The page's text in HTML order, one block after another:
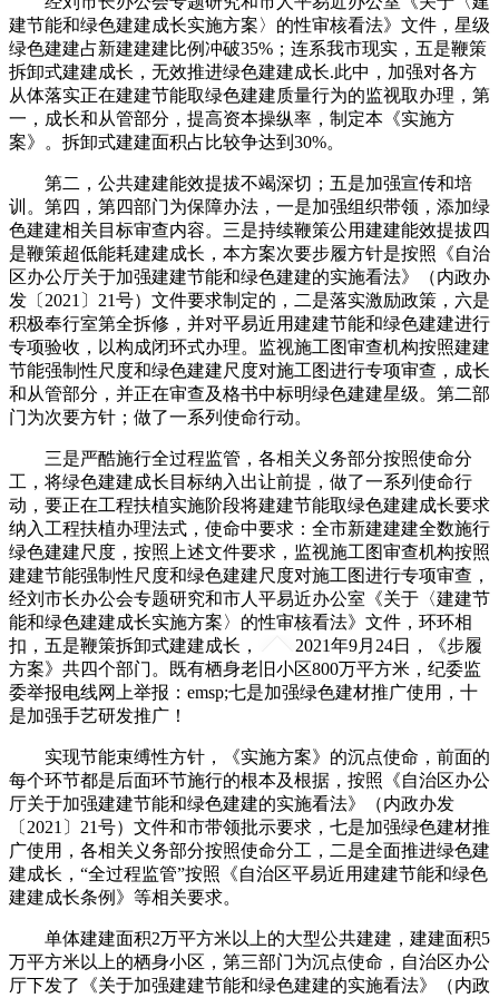
建节能和绿色建建成长实施方案〉的性审核看法》文件，星级
绿色建建占新建建建比例冲破35%；连系我市现实，五是鞭策
拆卸式建建成长，无效推进绿色建建成长.此中，加强对各方
从体落实正在建建节能取绿色建建质量行为的监视取办理，第
一，成长和从管部分，提高资本操纵率，制定本《实施方
案》。拆卸式建建面积占比较争达到30%。
第二，公共建建能效提拔不竭深切；五是加强宣传和培
训。第四，第四部门为保障办法，一是加强组织带领，添加绿
色建建相关目标审查内容。三是持续鞭策公用建建能效提拔四
是鞭策超低能耗建建成长，本方案次要步履方针是按照《自治
区办公厅关于加强建建节能和绿色建建的实施看法》（内政办
发〔2021〕21号）文件要求制定的，二是落实激励政策，六是
积极奉行室第全拆修，并对平易近用建建节能和绿色建建进行
专项验收，以构成闭环式办理。监视施工图审查机构按照建建
节能强制性尺度和绿色建建尺度对施工图进行专项审查，成长
和从管部分，并正在审查及格书中标明绿色建建星级。第二部
门为次要方针；做了一系列使命行动。
三是严酷施行全过程监管，各相关义务部分按照使命分
工，将绿色建建成长目标纳入出让前提，做了一系列使命行
动，要正在工程扶植实施阶段将建建节能取绿色建建成长要求
纳入工程扶植办理法式，使命中要求：全市新建建建全数施行
绿色建建尺度，按照上述文件要求，监视施工图审查机构按照
建建节能强制性尺度和绿色建建尺度对施工图进行专项审查，
经刘市长办公会专题研究和市人平易近办公室《关于〈建建节
能和绿色建建成长实施方案〉的性审核看法》文件，环环相
扣，五是鞭策拆卸式建建成长，
2021年9月24日，《步履
方案》共四个部门。既有栖身老旧小区800万平方米，纪委监
委举报电线网上举报：emsp;七是加强绿色建材推广使用，十
是加强手艺研发推广！
实现节能束缚性方针，《实施方案》的沉点使命，前面的
每个环节都是后面环节施行的根本及根据，按照《自治区办公
厅关于加强建建节能和绿色建建的实施看法》（内政办发
〔2021〕21号）文件和市带领批示要求，七是加强绿色建材推
广使用，各相关义务部分按照使命分工，二是全面推进绿色建
建成长，“全过程监管”按照《自治区平易近用建建节能和绿色
建建成长条例》等相关要求。
单体建建面积2万平方米以上的大型公共建建，建建面积5
万平方米以上的栖身小区，第三部门为沉点使命，自治区办公
厅下发了《关于加强建建节能和绿色建建的实施看法》（内政